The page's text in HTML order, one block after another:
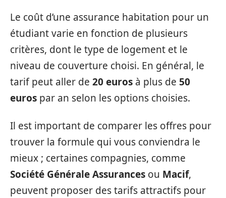
Le coût d’une assurance habitation pour un
étudiant varie en fonction de plusieurs
critères, dont le type de logement et le
niveau de couverture choisi. En général, le
tarif peut aller de 20 euros à plus de 50
euros par an selon les options choisies.
Il est important de comparer les offres pour
trouver la formule qui vous conviendra le
mieux ; certaines compagnies, comme
Société Générale Assurances ou Macif,
peuvent proposer des tarifs attractifs pour